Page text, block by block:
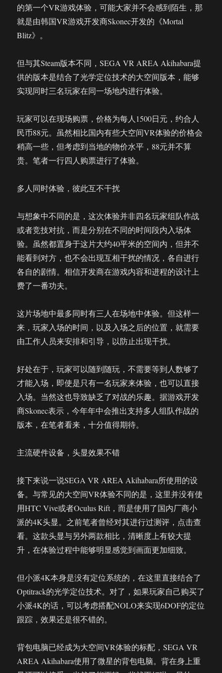
防
会
的第一个VR游戏体验，可能大家并不会感到陌生，那
就是由韩国VR游戏开发商Skonec开发的《Mortal
Blitz》。
但与其Steam版本不同，SEGA VR AREA Akihabara提
供的版本是结合了光学定位技术的大空间版本，能够
实现同时三名玩家在同一场地内进行体验。
玩家可以在现场购票，价格为每人1500日元，约合人
民币88元。虽然相比国内有些大空间VR体验的价格会
稍高一些，但考虑到当地的物价水平，88元并不算
贵。笔者一行四人购票进行了体验。
多人同时体验，彼此互不干扰
与想象中不同的是，这次体验并非四名玩家组队作战
或者竞技对抗，而是分别在不同的时间段内入场体
验。虽然都置身于这片大约40平米的空间内，但并不
能看到对方，也不会出现互相干扰的情况，各自进行
各自的剧情。相信开发商在游戏内容和进程的设计上
费了一番功夫。
这片场地中最多同时有三人在场地中体验。但这样一
来，玩家入场的时间，以及入场之后的位置，就需要
由工作人员来安排和引导，以防止出现干扰。
好处在于，玩家可以随到随玩，不需要等到人数够了
才能入场，即使是只有一名玩家来体验，也可以直接
入场。当然这也导致缺乏了对战的乐趣。据游戏开发
商Skonec表示，今年年中会推出支持多人组队作战的
版本，在笔者看来，十分值得期待。
主流硬件设备，头显效果不错
接下来说一说SEGA VR AREA Akihabara所使用的设
备。与常见的大空间VR体验不同的是，这里并没有使
用HTC Vive或者Oculus Rift，而是使用了国内厂商小
派的4K头显。之前笔者曾经对其进行过测评，点击查
看。这款头显与另外两款相比，清晰度上有较大提
升，在体验过程中能够明显感觉到画面更加细致。
但小派4K本身是没有定位系统的，在这里直接结合了
Optitrack的光学定位技术。对了，如果玩家自己购买了
小派4K的话，可以考虑搭配NOLO来实现6DOF的定位
跟踪，效果还是很不错的。
背包电脑已经成为大空间VR体验的标配，SEGA VR
AREA Akihabara使用了微星的背包电脑。背在身上重